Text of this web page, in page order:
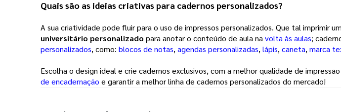
Quais são as ideias criativas para cadernos personalizados?
A sua criatividade pode fluir para o uso de impressos personalizados. Que tal imprimir um
universitário personalizado para anotar o conteúdo de aula navolta às aulas;
personalizados, como: blocos de notas,agendas personalizadas,lápis,caneta,marca
Escolha o design ideal e crie cadernos exclusivos, com a melhor qualidade de
de encadernação e garantir a melhor linha de cadernos personalizados do mercado!